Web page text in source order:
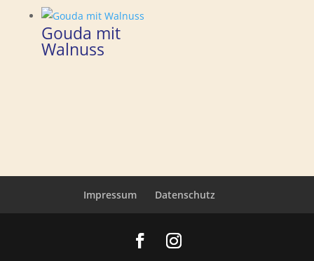
Gouda mit
Walnuss
Impressum Datenschutz